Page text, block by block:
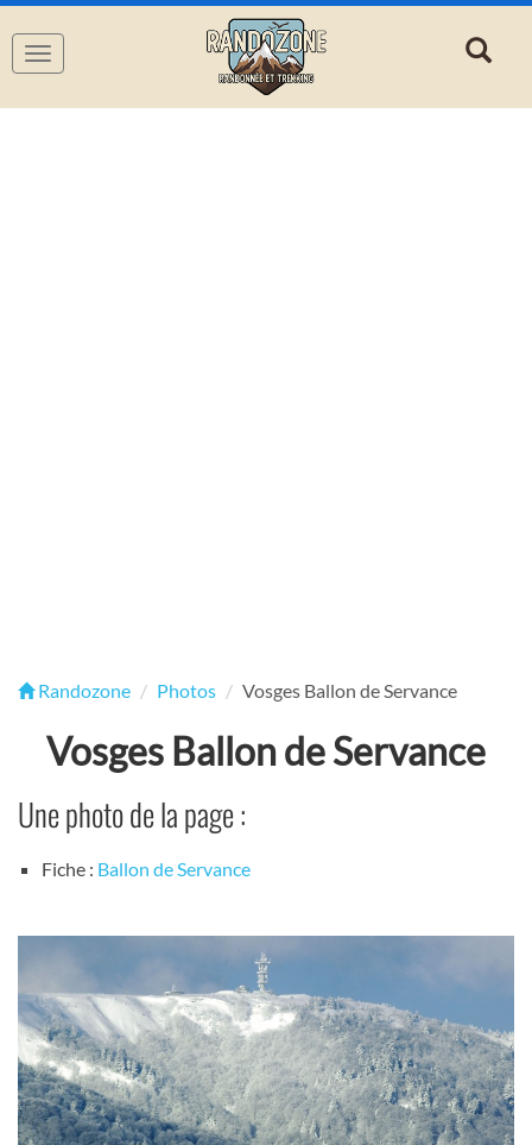
Navigation
Randozone Photos Vosges Ballon de Servance
Vosges Ballon de Servance
Une photo de la page :
Fiche : Ballon de Servance